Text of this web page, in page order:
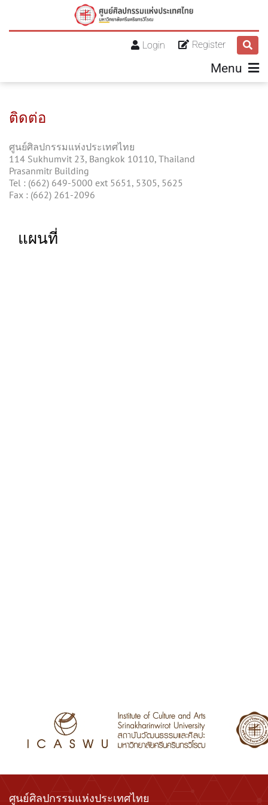
Register
Login
Menu
ติดต่อ
ศูนย์ศิลปกรรมแห่งประเทศไทย
114 Sukhumvit 23, Bangkok 10110, Thailand
Prasanmitr Building
Tel : (662) 649-5000 ext 5651, 5305, 5625
Fax : (662) 261-2096
แผนที่
ศูนย์ศิลปกรรมแห่งประเทศไทย